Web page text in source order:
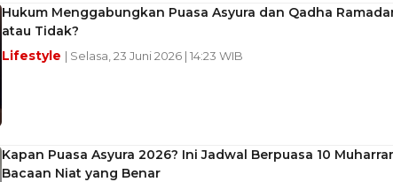
Hukum Menggabungkan Puasa Asyura dan Qadha
atau Tidak?
Lifestyle | Selasa, 23 Juni 2026 | 14:23 WIB
Kapan Puasa Asyura 2026? Ini Jadwal Berpuasa 10
Bacaan Niat yang Benar